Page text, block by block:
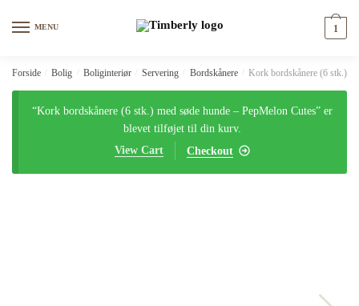
MENU 1
Forside Bolig Boliginteriør Servering Bordskånere Kork bordskånere (6 stk.)
“Kork bordskånere (6 stk.) med søde hunde – PepMelon Cutes” er
blevet tilføjet til din kurv.
Checkout
View Cart